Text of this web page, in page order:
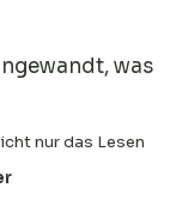
was
nur das Lesen